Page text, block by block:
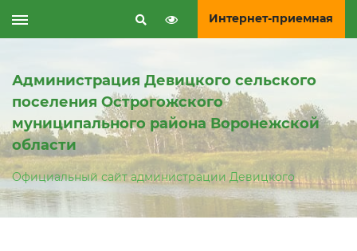
Интернет-приемная
Администрация Девицкого сельского
поселения Острогожского
муниципального района Воронежской
области
Официальный сайт администрации Девицкого